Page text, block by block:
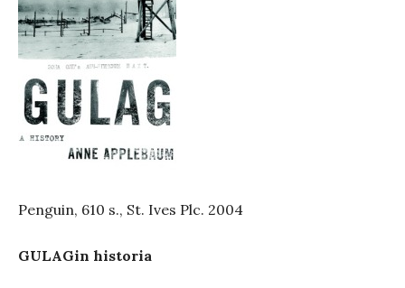
Penguin, 610 s., St. Ives Plc. 2004
GULAGin historia